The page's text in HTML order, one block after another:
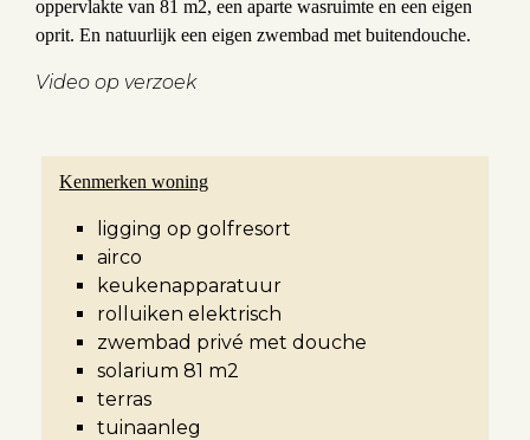
oppervlakte van 81 m2, een aparte wasruimte en een eigen
oprit. En natuurlijk een eigen zwembad met buitendouche.
Video op verzoek
Kenmerken woning
ligging op golfresort
airco
keukenapparatuur
rolluiken elektrisch
zwembad privé met douche
solarium 81 m2
terras
tuinaanleg